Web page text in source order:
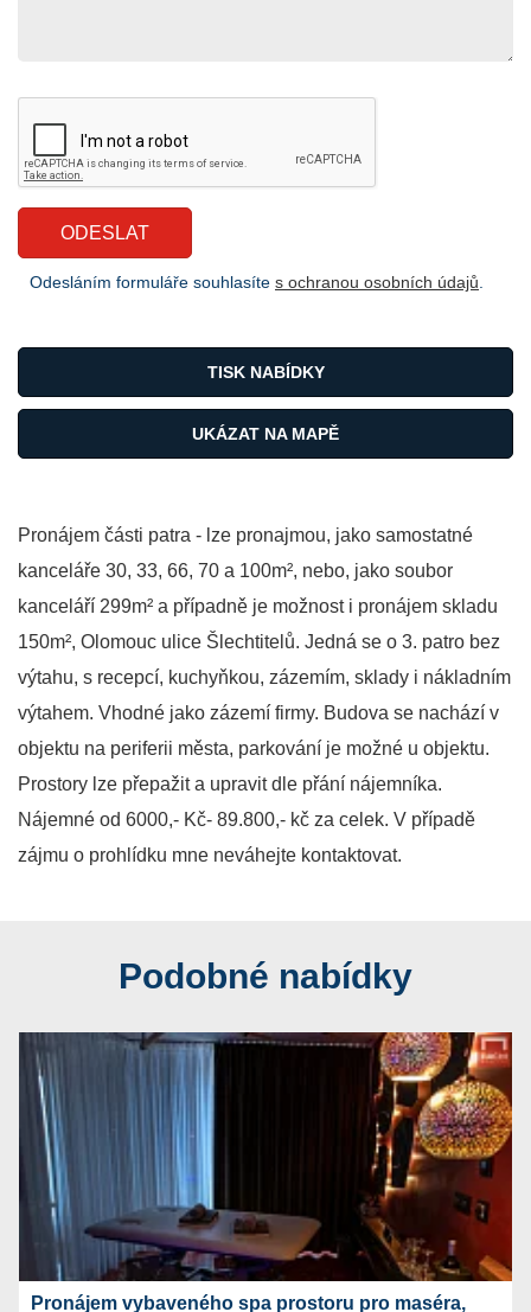
Pronájem části patra - lze pronajmou, jako samostatné
kanceláře 30, 33, 66, 70 a 100m², nebo, jako soubor
kanceláří 299m² a případně je možnost i pronájem skladu
150m², Olomouc ulice Šlechtitelů. Jedná se o 3. patro bez
výtahu, s recepcí, kuchyňkou, zázemím, sklady i nákladním
výtahem. Vhodné jako zázemí firmy. Budova se nachází v
objektu na periferii města, parkování je možné u objektu.
Prostory lze přepažit a upravit dle přání nájemníka.
Nájemné od 6000,- Kč- 89.800,- kč za celek. V případě
zájmu o prohlídku mne neváhejte kontaktovat.
UKÁZAT NA MAPĚ
TISK NABÍDKY
Odesláním formuláře souhlasíte s ochranou osobních údajů
Podobné nabídky
Pronájem vybaveného spa prostoru pro maséra,